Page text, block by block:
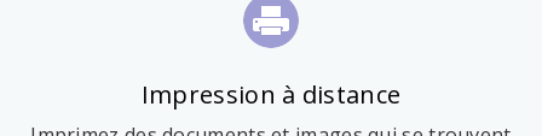
Impression à distance